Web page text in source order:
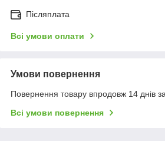
Післяплата
Всі умови оплати
Умови повернення
Повернення товару впродовж 14 днів
Всі умови повернення